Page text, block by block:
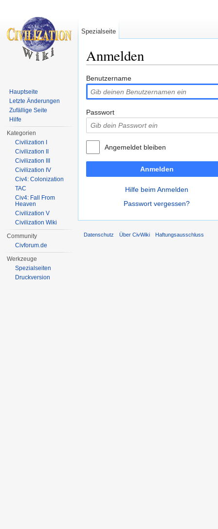
Anmelden
Benutzername
Passwort
Angemeldet bleiben
Anmelden
Hilfe beim Anmelden
Passwort vergessen?
Spezialseite
Hauptseite
Letzte Änderungen
Zufällige Seite
Hilfe
Kategorien
Civilization I
Civilization II
Civilization III
Civilization IV
Civ4: Colonization
TAC
Civ4: Fall From
Heaven
Civilization V
Civilization Wiki
Community
Civforum.de
Werkzeuge
Spezialseiten
Druckversion
Datenschutz Über CivWiki Haftungsausschluss